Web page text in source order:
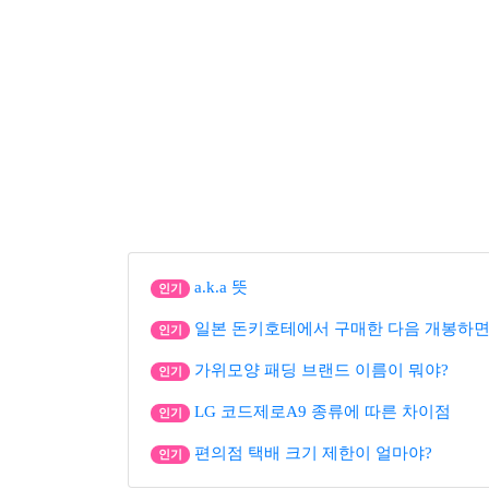
인기 a.k.a 뜻
인기 일본 돈키호테에서 구매한 다음 개봉하
인기 가위모양 패딩 브랜드 이름이 뭐야?
인기 LG 코드제로A9 종류에 따른 차이점
인기 편의점 택배 크기 제한이 얼마야?